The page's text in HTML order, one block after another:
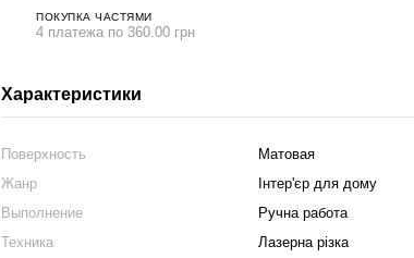
ПОКУПКА ЧАСТЯМИ
4 платежа по 360.00 грн
Характеристики
Поверхность
Матовая
Жанр
Інтер'єр для дому
Выполнение
Ручна работа
Техника
Лазерна різка